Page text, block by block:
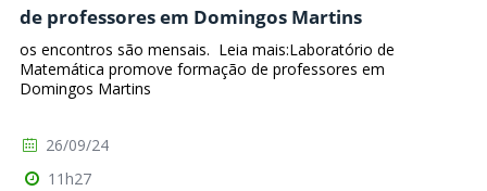
de professores em Domingos Martins
os encontros são mensais. Leia mais:Laboratório de
Matemática promove formação de professores em
Domingos Martins
26/09/24
11h27